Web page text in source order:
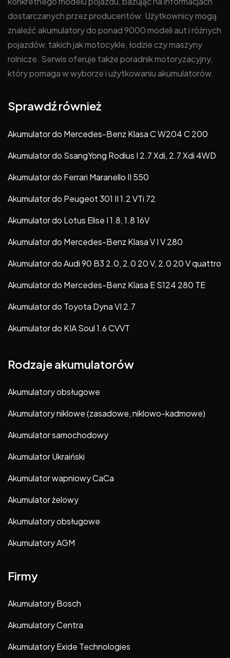
dostarczanych przez producentów. Użytkownicy mogą
znaleźć akumulatory do ponad 9000 modeli aut i różnych
pojazdów, takich jak motocykle, łodzie czy maszyny
rolnicze. Serwis oferuje także poradnik motoryzacyjny,
który pomaga w wyborze i użytkowaniu akumulatorów.
Sprawdź również
Akumulator do Mercedes-Benz Klasa C W204 C 200
Akumulator do SsangYong Rodius I 2.7 Xdi, 2.7 Xdi 4WD
Akumulator do Ferrari Maranello II 550
Akumulator do Peugeot 301 II 1.2 VTi 72
Akumulator do Lotus Elise I 1.8, 1.8 16V
Akumulator do Mercedes-Benz Klasa V I V 280
Akumulator do Audi 90 B3 2.0, 2.0 20 V, 2.0 20 V quattro
Akumulator do Mercedes-Benz Klasa E S124 280 TE
Akumulator do Toyota Dyna VI 2.7
Akumulator do KIA Soul 1.6 CVVT
Rodzaje akumulatorów
Akumulatory obsługowe
Akumulatory niklowe (zasadowe, niklowo-kadmowe)
Akumulator samochodowy
Akumulator Ukraiński
Akumulator wapniowy CaCa
Akumulator żelowy
Akumulatory obsługowe
Akumulatory AGM
Firmy
Akumulatory Bosch
Akumulatory Centra
Akumulatory Exide Technologies